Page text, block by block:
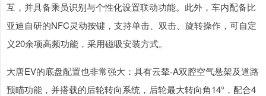
互，并具备乘员识别与个性化设置联动功能。此外，车内配备比
亚迪自研的NFC灵动按键，支持单击、双击、旋转操作，可自定
义20余项高频功能，采用磁吸安装方式。
大唐EV的底盘配置也非常强大：具有云辇-A双腔空气悬架及道路
预瞄功能，并搭载的后轮转向系统，后轮最大转向角14°，配合4